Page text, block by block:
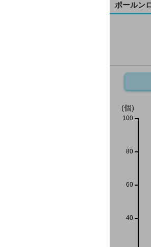
ポールン
(個)
40
60
80
100